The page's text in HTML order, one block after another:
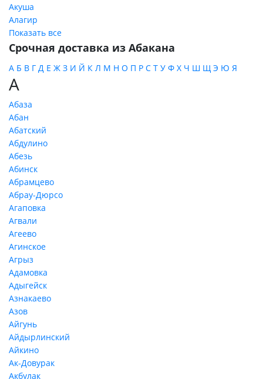
Акуша
Алагир
Показать все
Срочная доставка из Абакана
А Б В Г Д Е Ж З И Й К Л М Н О П Р С Т У Ф Х Ч Ш Щ Э Ю Я
А
Абаза
Абан
Абатский
Абдулино
Абезь
Абинск
Абрамцево
Абрау-Дюрсо
Агаповка
Агвали
Агеево
Агинское
Агрыз
Адамовка
Адыгейск
Азнакаево
Азов
Айгунь
Айдырлинский
Айкино
Ак-Довурак
Акбулак